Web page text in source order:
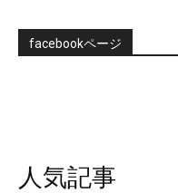
facebookページ
人気記事